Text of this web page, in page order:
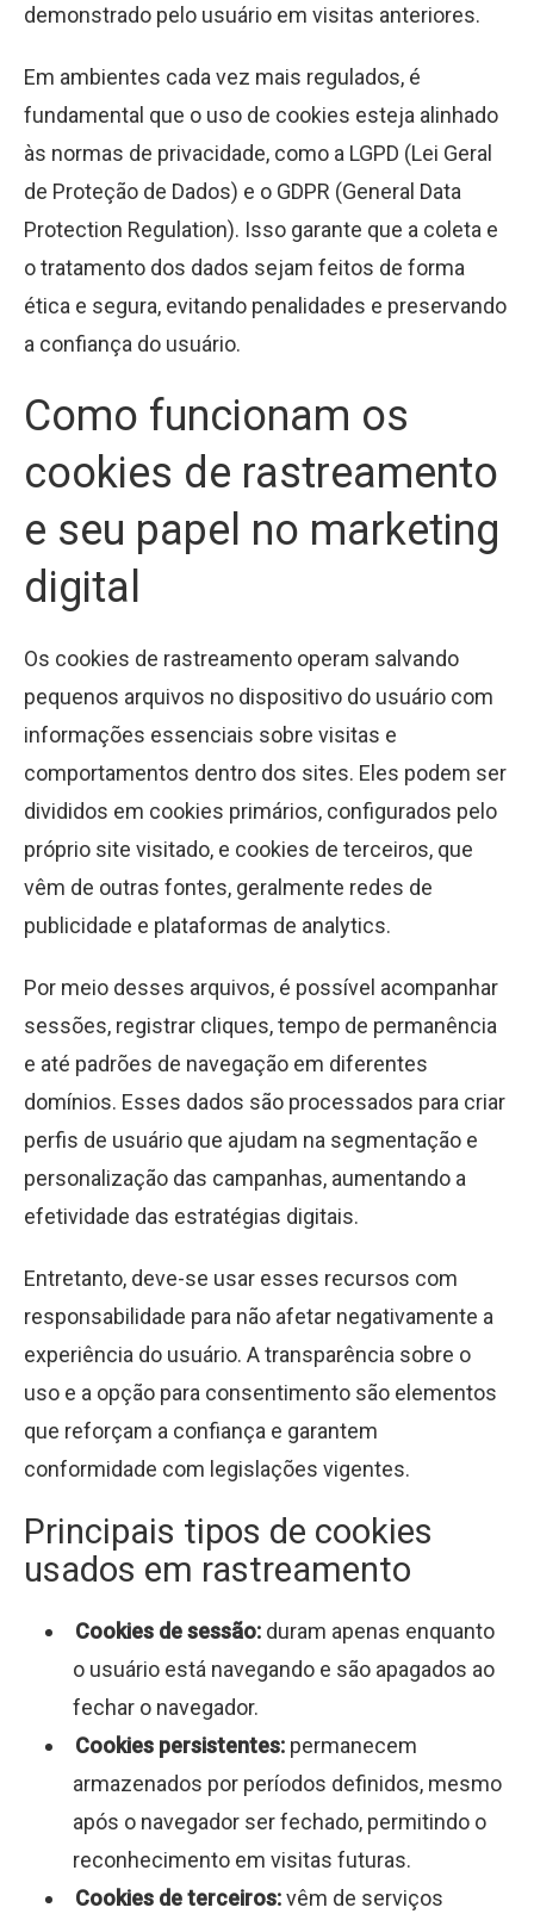
demonstrado pelo usuário em visitas anteriores.
Em ambientes cada vez mais regulados, é
fundamental que o uso de cookies esteja alinhado
às normas de privacidade, como a LGPD (Lei Geral
de Proteção de Dados) e o GDPR (General Data
Protection Regulation). Isso garante que a coleta e
o tratamento dos dados sejam feitos de forma
ética e segura, evitando penalidades e preservando
a confiança do usuário.
Como funcionam os
cookies de rastreamento
e seu papel no marketing
digital
Os cookies de rastreamento operam salvando
pequenos arquivos no dispositivo do usuário com
informações essenciais sobre visitas e
comportamentos dentro dos sites. Eles podem ser
divididos em cookies primários, configurados pelo
próprio site visitado, e cookies de terceiros, que
vêm de outras fontes, geralmente redes de
publicidade e plataformas de analytics.
Por meio desses arquivos, é possível acompanhar
sessões, registrar cliques, tempo de permanência
e até padrões de navegação em diferentes
domínios. Esses dados são processados para criar
perfis de usuário que ajudam na segmentação e
personalização das campanhas, aumentando a
efetividade das estratégias digitais.
Entretanto, deve-se usar esses recursos com
responsabilidade para não afetar negativamente a
experiência do usuário. A transparência sobre o
uso e a opção para consentimento são elementos
que reforçam a confiança e garantem
conformidade com legislações vigentes.
Principais tipos de cookies
usados em rastreamento
Cookies de sessão: duram apenas enquanto
o usuário está navegando e são apagados ao
fechar o navegador.
Cookies persistentes: permanecem
armazenados por períodos definidos, mesmo
após o navegador ser fechado, permitindo o
reconhecimento em visitas futuras.
Cookies de terceiros:vêm de serviços